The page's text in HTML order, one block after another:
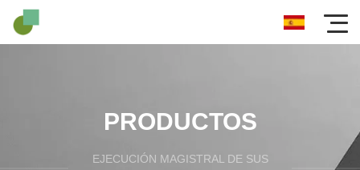
PRODUCTOS
EJECUCIÓN MAGISTRAL DE SUS